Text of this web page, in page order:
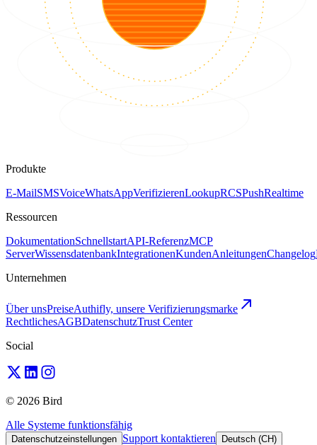
Produkte
E-MailSMSVoiceWhatsAppVerifizierenLookupRCSPushRealtime
Ressourcen
DokumentationSchnellstartAPI-ReferenzMCP
ServerWissensdatenbankIntegrationenKundenAnleitungenChangelog
Unternehmen
Über unsPreiseAuthifly, unsere Verifizierungsmarke
RechtlichesAGBDatenschutzTrust Center
Social
© 2026 Bird
Alle Systeme funktionsfähig
Datenschutzeinstellungen Support kontaktieren Deutsch (CH)